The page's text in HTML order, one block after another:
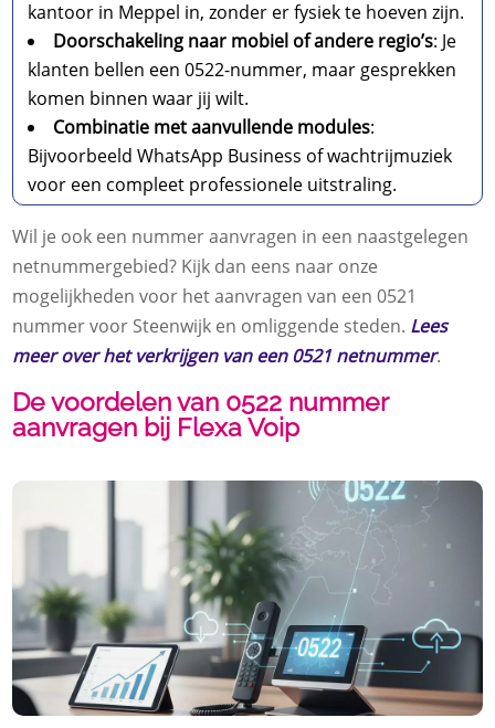
kantoor in Meppel in, zonder er fysiek te hoeven zijn.
Doorschakeling naar mobiel of andere regio’s: Je
klanten bellen een 0522-nummer, maar gesprekken
komen binnen waar jij wilt.
Combinatie met aanvullende modules:
Bijvoorbeeld WhatsApp Business of wachtrijmuziek
voor een compleet professionele uitstraling.
Wil je ook een nummer aanvragen in een naastgelegen
netnummergebied? Kijk dan eens naar onze
mogelijkheden voor het aanvragen van een 0521
nummer voor Steenwijk en omliggende steden. Lees
meer over het verkrijgen van een 0521 netnummer.
De voordelen van 0522 nummer
aanvragen bij Flexa Voip